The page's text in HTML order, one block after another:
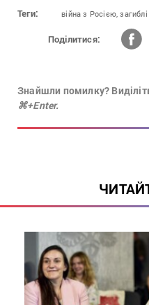
Теги: війна з Росією,
Поділитися:
Знайшли помилку? Виділіть
⌘+Enter.